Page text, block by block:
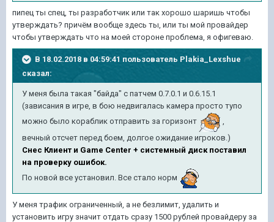
пипец ты спец, ты разработчик или так хорошо шаришь чтобы
утверждать? причём вообще здесь ты, или ты мой провайдер
чтобы утверждать что на моей стороне проблема, я офигеваю.
В 18.02.2018 в 04:59:41 пользователь Plakia_Lexshue
сказал:
У меня была такая "байда" с патчем 0.7.0.1 и 0.6.15.1
(зависания в игре, в бою недвигалась камера просто тупо
можно было кораблик отправить за горизонт
,
вечный отсчет перед боем, долгое ожидание игроков.)
Снес Клиент и Game Center + системный диск поставил
на проверку ошибок.
По новой все установил. Все стало норм
У меня трафик ограниченный, а не безлимит, удалить и
установить игру значит отдать сразу 1500 рублей провайдеру за